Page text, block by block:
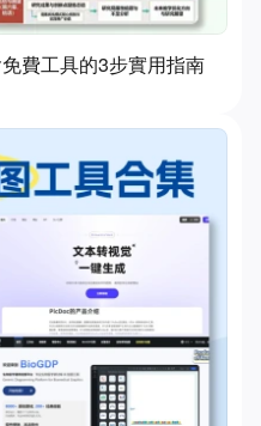
費工具的3步實用指南